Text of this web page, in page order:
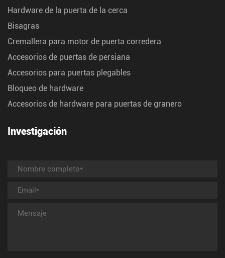
Hardware de la puerta de la cerca
Bisagras
Cremallera para motor de puerta corredera
Accesorios de puertas de persiana
Accesorios para puertas plegables
Bloqueo de hardware
Accesorios de hardware para puertas de granero
Investigación